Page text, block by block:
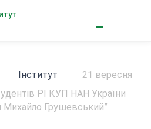
Інститут
21 вересня
РІ КУП НАН України
Михайло Грушевський”